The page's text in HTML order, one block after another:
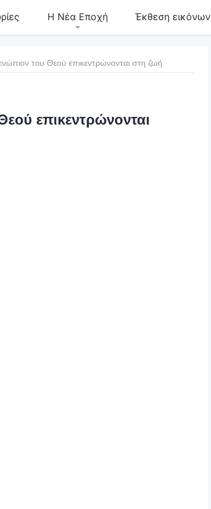
Η Νέα Εποχή Έκθεση εικόνων
του Θεού επικεντρώνονται στη ζωή
επικεντρώνονται